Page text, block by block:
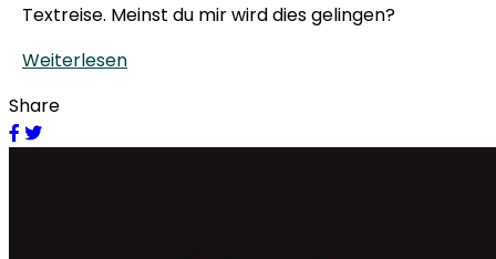
Textreise. Meinst du mir wird dies gelingen?
Weiterlesen
Share